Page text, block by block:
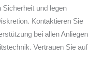
und legen
Kontaktieren Sie
bei allen Anliegen
Vertrauen Sie auf